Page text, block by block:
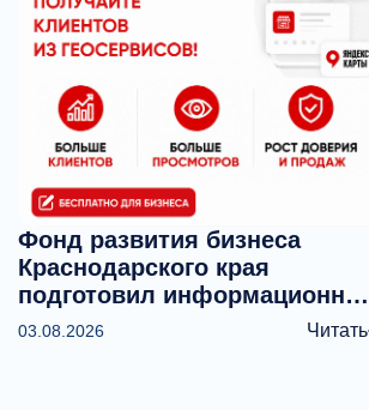
Фонд развития бизнеса
Краснодарского края
подготовил информационные
материалы о мерах
03.08.2026 Читать